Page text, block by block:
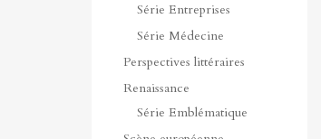
Série Entreprises
Série Médecine
Perspectives littéraires
Renaissance
Série Emblématique